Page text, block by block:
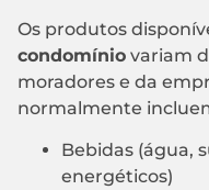
Os produtos
condomínio variam
moradores e da
normalmente
Bebidas (água,
energéticos)